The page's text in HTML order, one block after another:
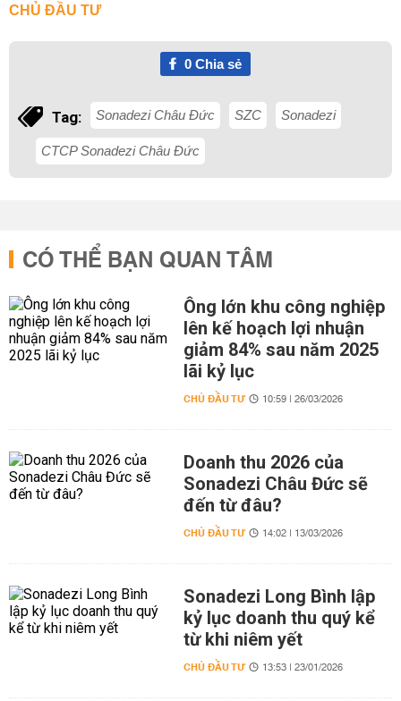
CHỦ ĐẦU TƯ
0Chia sẻ
Tag: Sonadezi Châu Đức SZC Sonadezi
CTCP Sonadezi Châu Đức
CÓ THỂ BẠN QUAN TÂM
Ông lớn khu công nghiệp
lên kế hoạch lợi nhuận
giảm 84% sau năm 2025
lãi kỷ lục
CHỦ ĐẦU TƯ 10:59 | 26/03/2026
Doanh thu 2026 của
Sonadezi Châu Đức sẽ
đến từ đâu?
CHỦ ĐẦU TƯ 14:02 | 13/03/2026
Sonadezi Long Bình lập
kỷ lục doanh thu quý kể
từ khi niêm yết
CHỦ ĐẦU TƯ 13:53 | 23/01/2026